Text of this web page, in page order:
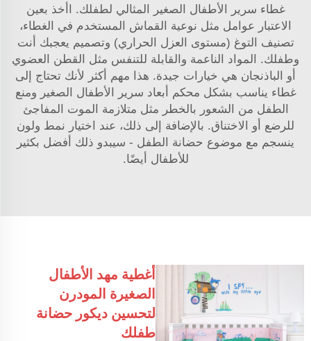
غطاء سرير الأطفال الصغير المثالي لطفلك. اأخذ بعين
الاعتبار عوامل مثل نوعية القماش المستخدم في الغطاء،
تصنيف التوغ (مستوى العزل الحراري) وتصميم يعجبك أنت
وطفلك. المواد الناعمة والقابلة للتنفس مثل القطن العضوي
أو الباذنجان هي خيارات جيدة. هذا مهم أكثر لأنك تحتاج إلى
غطاء يناسب بشكل محكم أبعاد سرير الأطفال الصغير ومنع
الطفل من الشعور بالخطر مثل متلازمة الموت المفاجئ
للرضع أو الاختناق. بالإضافة إلى ذلك، عند اختيار نمط ولون
ينسجم مع موضوع حضانة الطفل - سيبدو ذلك أفضل بكثير
للأطفال أيضًا.
أغطية مهد الأطفال
الصغيرة المودرن
لتحسين ديكور حضانة
طفلك